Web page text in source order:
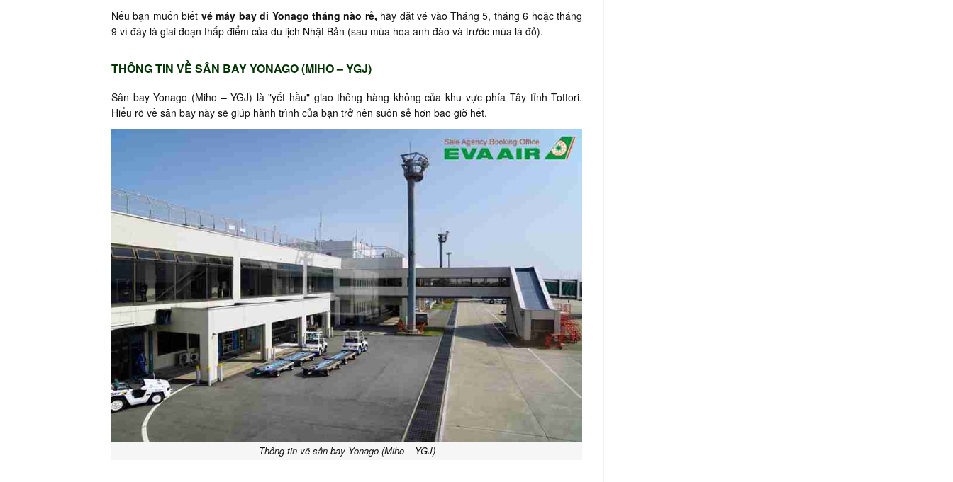
Nếu bạn muốn biết vé máy bay đi Yonago tháng nào rẻ, hãy đặt vé vào Tháng 5, tháng 6 hoặc tháng
9 vì đây là giai đoạn thấp điểm của du lịch Nhật Bản (sau mùa hoa anh đào và trước mùa lá đỏ).
THÔNG TIN VỀ SÂN BAY YONAGO (MIHO – YGJ)
Sân bay Yonago (Miho – YGJ) là "yết hầu" giao thông hàng không của khu vực phía Tây tỉnh Tottori.
Hiểu rõ về sân bay này sẽ giúp hành trình của bạn trở nên suôn sẻ hơn bao giờ hết.
Thông tin về sân bay Yonago (Miho – YGJ)